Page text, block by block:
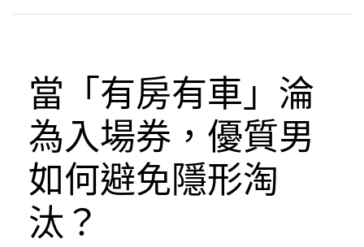
當「有房有車」淪
為入場券，優質男
如何避免隱形淘
汰？